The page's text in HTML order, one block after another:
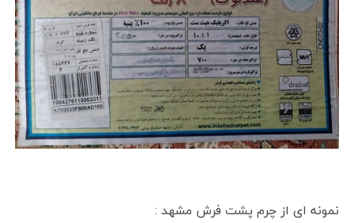
نمونه ای از چرم پشت فرش مشهد :